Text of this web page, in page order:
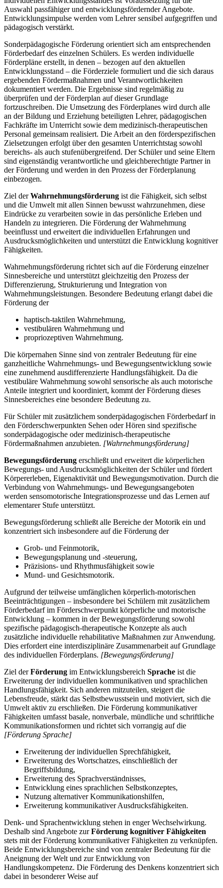
Auswahl passfähiger und entwicklungsfördernder Angebote.
Entwicklungsimpulse werden vom Lehrer sensibel aufgegriffen und
pädagogisch verstärkt.
Sonderpädagogische Förderung orientiert sich am entsprechenden
Förderbedarf des einzelnen Schülers. Es werden individuelle
Förderpläne erstellt, in denen – bezogen auf den aktuellen
Entwicklungsstand – die Förderziele formuliert und die sich daraus
ergebenden Fördermaßnahmen und Verantwortlichkeiten
dokumentiert werden. Die Ergebnisse sind regelmäßig zu
überprüfen und der Förderplan auf dieser Grundlage
fortzuschreiben. Die Umsetzung des Förderplanes wird durch alle
an der Bildung und Erziehung beteiligten Lehrer, pädagogischen
Fachkräfte im Unterricht sowie dem medizinisch-therapeutischen
Personal gemeinsam realisiert. Die Arbeit an den förderspezifischen
Zielsetzungen erfolgt über den gesamten Unterrichtstag sowohl
bereichs- als auch stufenübergreifend. Der Schüler und seine Eltern
sind eigenständig verantwortliche und gleichberechtigte Partner in
der Förderung und werden in den Prozess der Förderplanung
einbezogen.
Ziel derWahrnehmungsförderung ist die Fähigkeit, sich selbst
und die Umwelt mit allen Sinnen bewusst wahrzunehmen, diese
Eindrücke zu verarbeiten sowie in das persönliche Erleben und
Handeln zu integrieren. Die Förderung der Wahrnehmung
beeinflusst und erweitert die individuellen Erfahrungen und
Ausdrucksmöglichkeiten und unterstützt die Entwicklung kognitiver
Fähigkeiten.
Wahrnehmungsförderung richtet sich auf die Förderung einzelner
Sinnesbereiche und unterstützt gleichzeitig den Prozess der
Differenzierung, Strukturierung und Integration von
Wahrnehmungsleistungen. Besondere Bedeutung erlangt dabei die
Förderung der
haptisch-taktilen Wahrnehmung,
vestibulären Wahrnehmung und
propriozeptiven Wahrnehmung.
Die körpernahen Sinne sind von zentraler Bedeutung für eine
ganzheitliche Wahrnehmungs- und Bewegungsentwicklung sowie
eine zunehmend ausdifferenzierte Handlungsfähigkeit. Da die
vestibuläre Wahrnehmung sowohl sensorische als auch motorische
Anteile integriert und koordiniert, kommt der Förderung dieses
Sinnesbereiches eine besondere Bedeutung zu.
Für Schüler mit zusätzlichem sonderpädagogischen Förderbedarf in
den Förderschwerpunkten Sehen oder Hören sind spezifische
sonderpädagogische oder medizinisch-therapeutische
Fördermaßnahmen anzubieten. [Wahrnehmungsförderung]
Bewegungsförderung erschließt und erweitert die körperlichen
Bewegungs- und Ausdrucksmöglichkeiten der Schüler und fördert
Körpererleben, Eigenaktivität und Bewegungsmotivation. Durch die
Verbindung von Wahrnehmungs- und Bewegungsangeboten
werden sensomotorische Integrationsprozesse und das Lernen auf
elementarer Stufe unterstützt.
Bewegungsförderung schließt alle Bereiche der Motorik ein und
konzentriert sich insbesondere auf die Förderung der
Grob- und Feinmotorik,
Bewegungsplanung und -steuerung,
Präzisions- und Rhythmusfähigkeit sowie
Mund- und Gesichtsmotorik.
Aufgrund der teilweise umfänglichen körperlich-motorischen
Beeinträchtigungen – insbesondere bei Schülern mit zusätzlichem
Förderbedarf im Förderschwerpunkt körperliche und motorische
Entwicklung – kommen in der Bewegungsförderung sowohl
spezifische pädagogisch-therapeutische Konzepte als auch
zusätzliche individuelle rehabilitative Maßnahmen zur Anwendung.
Dies erfordert eine interdisziplinäre Zusammenarbeit auf Grundlage
des individuellen Förderplans. [Bewegungsförderung]
Ziel derFörderung im Entwicklungsbereich Sprache ist die
Erweiterung der individuellen kommunikativen und sprachlichen
Handlungsfähigkeit. Sich anderen mitzuteilen, steigert die
Lebensfreude, stärkt das Selbstbewusstsein und motiviert, sich die
Umwelt aktiv zu erschließen. Die Förderung kommunikativer
Fähigkeiten umfasst basale, nonverbale, mündliche und schriftliche
Kommunikationsformen und richtet sich vorrangig auf die
[Förderung Sprache]
Erweiterung der individuellen Sprechfähigkeit,
Erweiterung des Wortschatzes, einschließlich der
Begriffsbildung,
Erweiterung des Sprachverständnisses,
Entwicklung eines sprachlichen Selbstkonzeptes,
Nutzung alternativer Kommunikationshilfen,
Erweiterung kommunikativer Ausdrucksfähigkeiten.
Denk- und Sprachentwicklung stehen in enger Wechselwirkung.
Deshalb sind Angebote zurFörderung kognitiver Fähigkeiten
stets mit der Förderung kommunikativer Fähigkeiten zu verknüpfen.
Beide Entwicklungsbereiche sind von zentraler Bedeutung für die
Aneignung der Welt und zur Entwicklung von
Handlungskompetenz. Die Förderung des Denkens konzentriert sich
dabei in besonderer Weise auf